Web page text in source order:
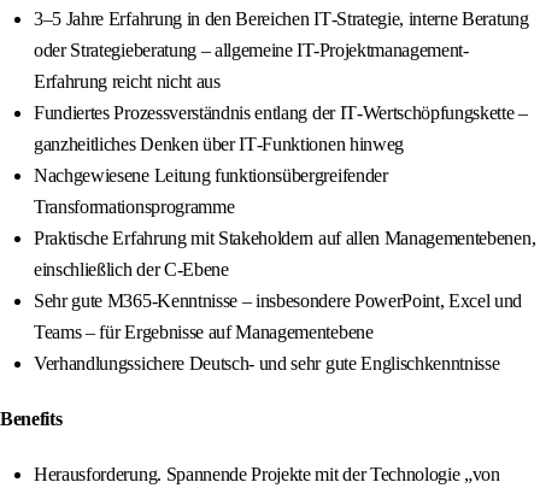
3–5 Jahre Erfahrung in den Bereichen IT‑Strategie, interne Beratung
oder Strategieberatung – allgemeine IT-Projektmanagement-
Erfahrung reicht nicht aus
Fundiertes Prozessverständnis entlang der IT‑Wertschöpfungskette –
ganzheitliches Denken über IT‑Funktionen hinweg
Nachgewiesene Leitung funktionsübergreifender
Transformationsprogramme
Praktische Erfahrung mit Stakeholdern auf allen Managementebenen,
einschließlich der C‑Ebene
Sehr gute M365‑Kenntnisse – insbesondere PowerPoint, Excel und
Teams – für Ergebnisse auf Managementebene
Verhandlungssichere Deutsch‑ und sehr gute Englischkenntnisse
Benefits
Herausforderung. Spannende Projekte mit der Technologie „von